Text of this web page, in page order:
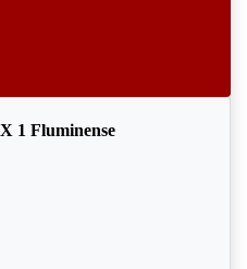
1 Fluminense